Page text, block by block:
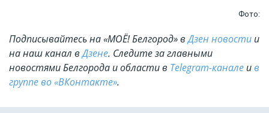
Фото:
Подписывайтесь на «МОЁ! Белгород» вДзен новости и
на наш канал вДзене. Cледите за главными
новостями Белгорода и области в Telegram-канале ив
группе во «ВКонтакте».